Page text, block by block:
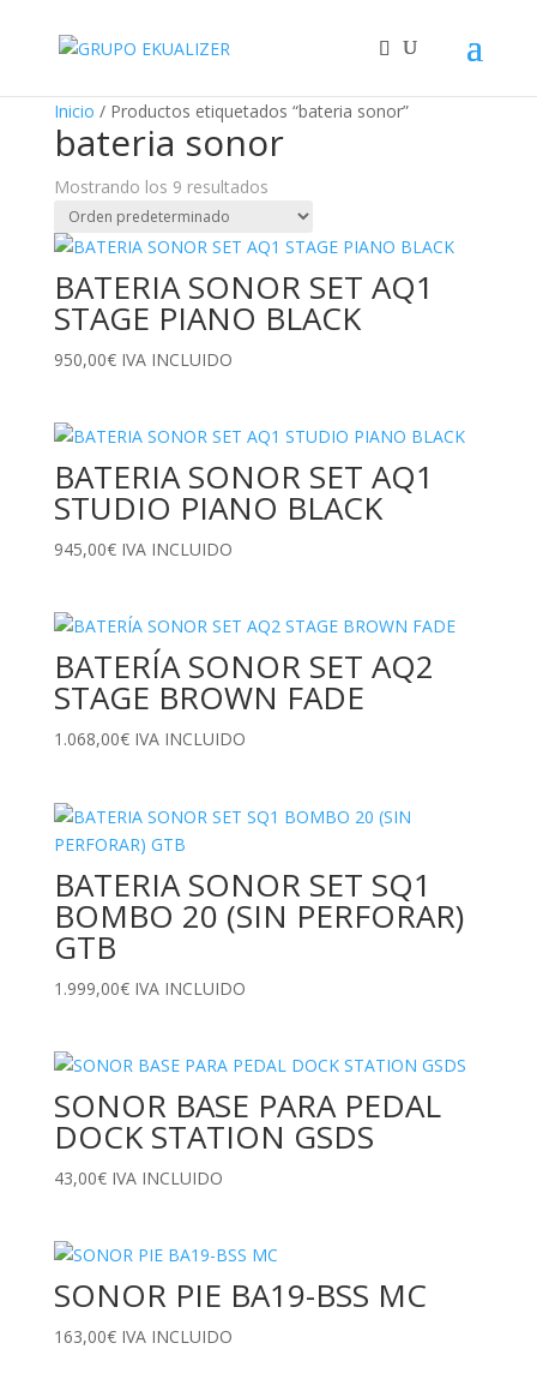
Inicio / Productos etiquetados “bateria sonor”
bateria sonor
Mostrando los 9 resultados
BATERIA SONOR SET AQ1
STAGE PIANO BLACK
950,00€ IVA INCLUIDO
BATERIA SONOR SET AQ1
STUDIO PIANO BLACK
945,00€ IVA INCLUIDO
BATERÍA SONOR SET AQ2
STAGE BROWN FADE
1.068,00€ IVA INCLUIDO
BATERIA SONOR SET SQ1
BOMBO 20 (SIN PERFORAR)
GTB
1.999,00€ IVA INCLUIDO
SONOR BASE PARA PEDAL
DOCK STATION GSDS
43,00€ IVA INCLUIDO
SONOR PIE BA19-BSS MC
163,00€ IVA INCLUIDO